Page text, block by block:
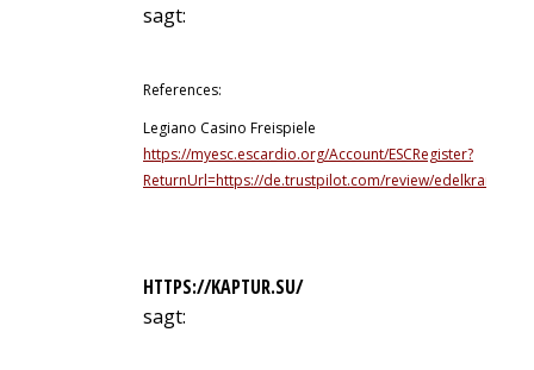
sagt:
References:
Legiano Casino Freispiele
https://myesc.escardio.org/Account/ESCRegister?
ReturnUrl=https://de.trustpilot.com/review/edelkranz.de
HTTPS://KAPTUR.SU/
sagt: